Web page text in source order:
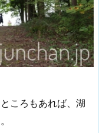
ころもあれば、湖